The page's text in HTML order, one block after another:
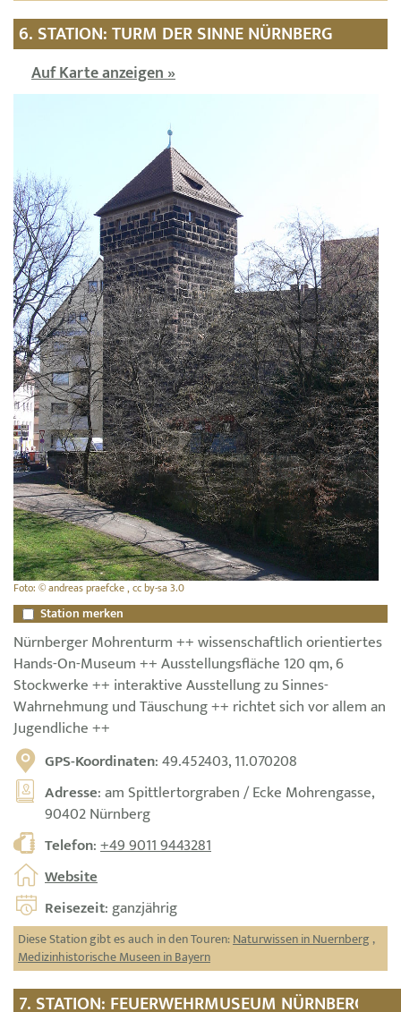
6. STATION: TURM DER SINNE NÜRNBERG
Auf Karte anzeigen »
Foto: © andreas praefcke , cc by-sa 3.0
Station merken
Nürnberger Mohrenturm ++ wissenschaftlich orientiertes
Hands-On-Museum ++ Ausstellungsfläche 120 qm, 6
Stockwerke ++ interaktive Ausstellung zu Sinnes-
Wahrnehmung und Täuschung ++ richtet sich vor allem an
Jugendliche ++
GPS-Koordinaten: 49.452403, 11.070208
Adresse: am Spittlertorgraben / Ecke Mohrengasse,
90402 Nürnberg
Telefon:+49 9011 9443281
Website
Reisezeit: ganzjährig
Diese Station gibt es auch in den Touren:Naturwissen in Nuernberg ,
Medizinhistorische Museen in Bayern
7. STATION: FEUERWEHRMUSEUM NÜRNBERG